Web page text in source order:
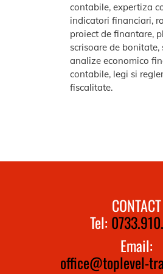
contabile, expertiza
indicatori financiari,
proiect de finantare,
scrisoare de bonitate,
analize economico
contabile, legi si
fiscalitate.
CONTACT
Tel:
Email:
office@toplevel-